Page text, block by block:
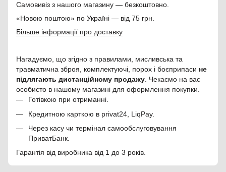
Самовивіз з нашого магазину — безкоштовно.
«Новою поштою» по Україні — від 75 грн.
Більше інформації про доставку
Нагадуємо, що згідно з правилами, мисливська та
травматична зброя, комплектуючі, порох і боєприпаси не
підлягають дистанційному продажу . Чекаємо на вас
особисто в нашому магазині для оформлення покупки.
Готівкою при отриманні.
Кредитною карткою в privat24, LiqPay.
Через касу чи термінал самообслуговування
ПриватБанк.
Гарантія від виробника від 1 до 3 років.